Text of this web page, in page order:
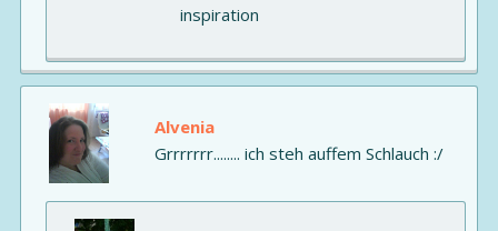
inspiration
Alvenia
Grrrrrrr........ ich steh auffem Schlauch :/